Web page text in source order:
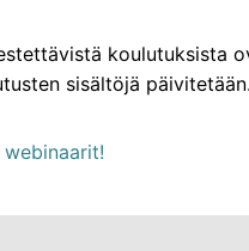
koulutuksista
sisältöjä päivitetään.